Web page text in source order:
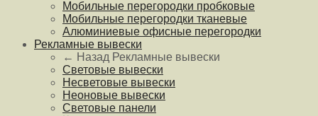
Мобильные перегородки пробковые
Мобильные перегородки тканевые
Алюминиевые офисные перегородки
Рекламные вывески
← Назад Рекламные вывески
Световые вывески
Несветовые вывески
Неоновые вывески
Световые панели